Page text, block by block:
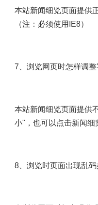
本站新闻细览页面提供
（注：必须使用IE8）
7、浏览网页时怎样调整
本站新闻细览页面提供
小"，也可以点击新闻
8、浏览时页面出现乱码